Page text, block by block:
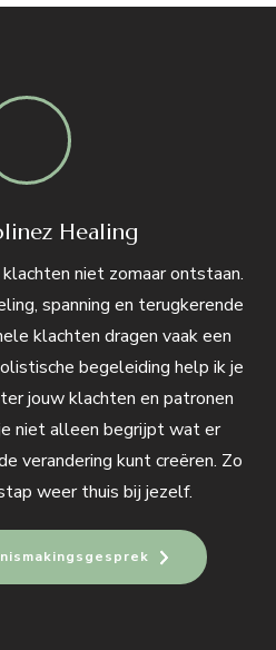
Healing
niet zomaar ontstaan.
spanning en terugkerende
klachten dragen vaak een
begeleiding help ik je
jouw klachten en patronen
niet alleen begrijpt wat er
verandering kunt creëren. Zo
weer thuis bij jezelf.